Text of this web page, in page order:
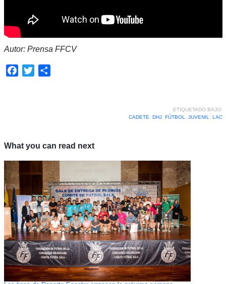
Autor: Prensa FFCV
Facebook
Twitter
ETIQUETADO BAJO:
CADETE
DHJ, FÚTBOL JUVENIL LAC
What you can read next